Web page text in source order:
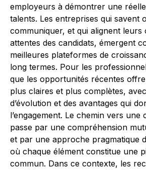
employeurs à démontrer une
talents. Les entreprises qui savent
communiquer, et qui alignent leurs
attentes des candidats, émergent
meilleures plateformes de
long termes. Pour les
que les opportunités récentes
plus claires et plus complètes,
d’évolution et des avantages qui
l’engagement. Le chemin vers
passe par une compréhension
et par une approche pragmatique
où chaque élément constitue une
commun. Dans ce contexte, les